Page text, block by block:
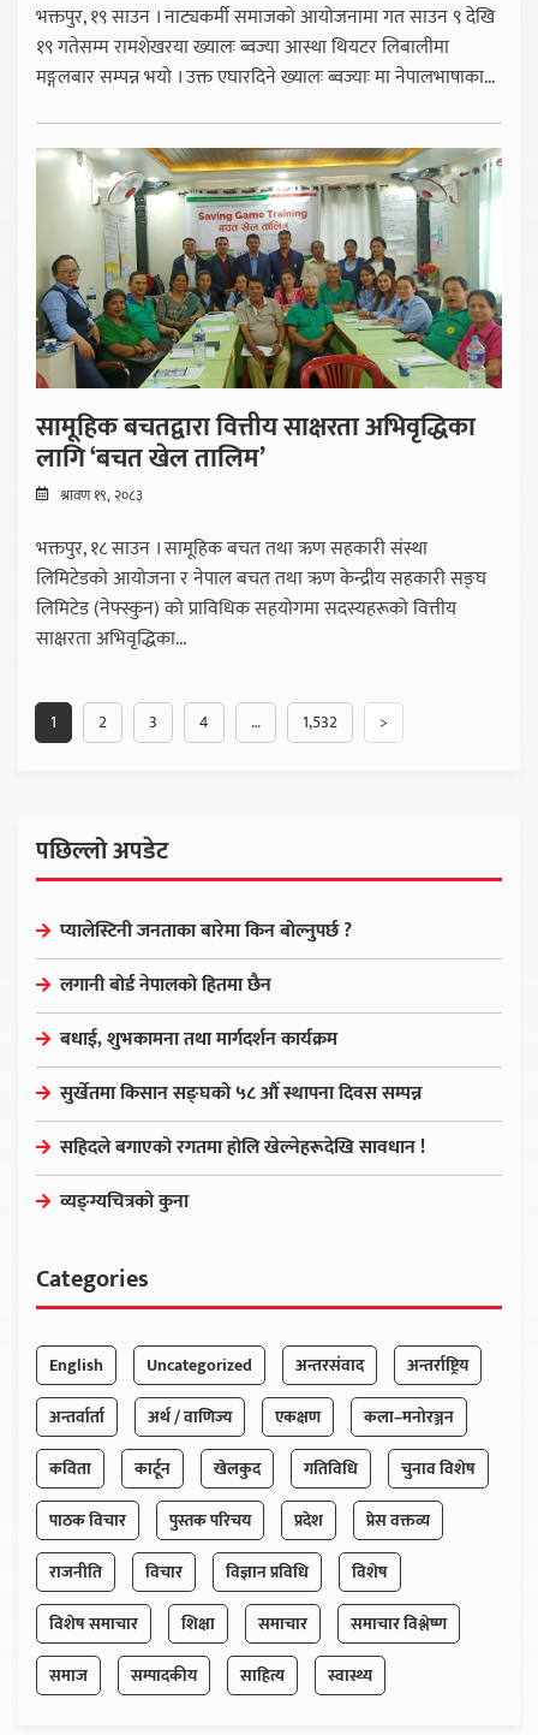
भक्तपुर, १९ साउन । नाट्यकर्मी समाजको आयोजनामा गत साउन ९ देखि
१९ गतेसम्म रामशेखरया ख्यालः ब्वज्या आस्था थियटर लिबालीमा
मङ्गलबार सम्पन्न भयो । उक्त एघारदिने ख्यालः ब्वज्याः मा नेपालभाषाका...
सामूहिक बचतद्वारा वित्तीय साक्षरता अभिवृद्धिका
लागि ‘बचत खेल तालिम’
श्रावण १९, २०८३
भक्तपुर, १८ साउन । सामूहिक बचत तथा ऋण सहकारी संस्था
लिमिटेडको आयोजना र नेपाल बचत तथा ऋण केन्द्रीय सहकारी सङ्घ
लिमिटेड (नेफ्स्कुन) को प्राविधिक सहयोगमा सदस्यहरूको वित्तीय
साक्षरता अभिवृद्धिका...
1 2 3 4 … 1,532 >
पछिल्लो अपडेट
प्यालेस्टिनी जनताका बारेमा किन बोल्नुपर्छ ?
लगानी बोर्ड नेपालको हितमा छैन
बधाई, शुभकामना तथा मार्गदर्शन कार्यक्रम
सुर्खेतमा किसान सङ्घको ५८ औँ स्थापना दिवस सम्पन्न
सहिदले बगाएको रगतमा होलि खेल्नेहरूदेखि सावधान !
व्यङ्ग्यचित्रको कुना
Categories
English Uncategorized अन्तरसंवाद
अन्तर्राष्ट्रिय
अन्तर्वार्ता
अर्थ / वाणिज्य एकक्षण
कला–मनोरञ्जन
कविता
कार्टून खेलकुद गतिविधि
चुनाव विशेष
पाठक विचार
पुस्तक परिचय प्रदेश
प्रेस वक्तव्य
राजनीति
विचार विज्ञान प्रविधि
विशेष
विशेष समाचार
शिक्षा समाचार
समाचार विश्लेष्ण
समाज
सम्पादकीय साहित्य स्वास्थ्य